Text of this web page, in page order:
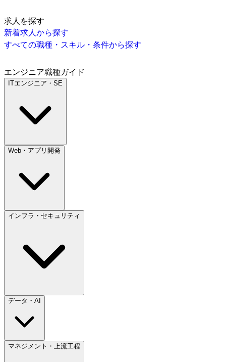
求人を探す
新着求人から探す
すべての職種・スキル・条件から探す
エンジニア職種ガイド
ITエンジニア・SE
Web・アプリ開発
インフラ・セキュリティ
データ・AI
マネジメント・上流工程